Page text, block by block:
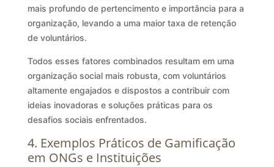
mais profundo de pertencimento e importância para a
organização, levando a uma maior taxa de retenção
de voluntários.
Todos esses fatores combinados resultam em uma
organização social mais robusta, com voluntários
altamente engajados e dispostos a contribuir com
ideias inovadoras e soluções práticas para os
desafios sociais enfrentados.
4. Exemplos Práticos de Gamificação
em ONGs e Instituições